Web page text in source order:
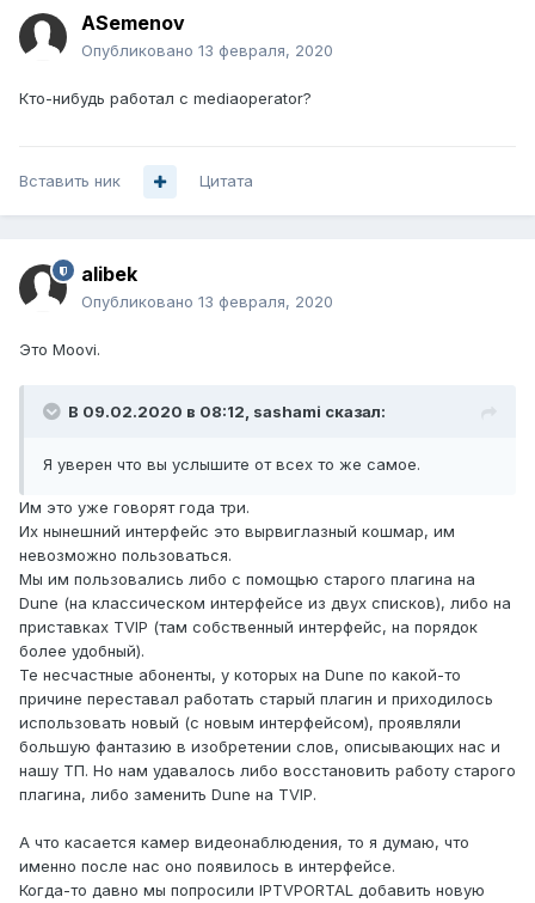
видообзор с описанием платформы. Возможно
форумчане захотят посмотреть и либо поддержат вас
ASemenov
Опубликовано 13 февраля, 2020
Кто-нибудь работал с mediaoperator?
Вставить ник Цитата
alibek
Опубликовано 13 февраля, 2020
Это Moovi.
В 09.02.2020 в 08:12, sashami сказал:
Я уверен что вы услышите от всех то же самое.
Им это уже говорят года три.
Их нынешний интерфейс это вырвиглазный кошмар, им
невозможно пользоваться.
Мы им пользовались либо с помощью старого плагина на
Dune (на классическом интерфейсе из двух списков), либо на
приставках TVIP (там собственный интерфейс, на порядок
более удобный).
Те несчастные абоненты, у которых на Dune по какой-то
причине переставал работать старый плагин и приходилось
использовать новый (с новым интерфейсом), проявляли
большую фантазию в изобретении слов, описывающих нас и
нашу ТП. Но нам удавалось либо восстановить работу старого
плагина, либо заменить Dune на TVIP.
А что касается камер видеонаблюдения, то я думаю, что
именно после нас оно появилось в интерфейсе.
Когда-то давно мы попросили IPTVPORTAL добавить новую